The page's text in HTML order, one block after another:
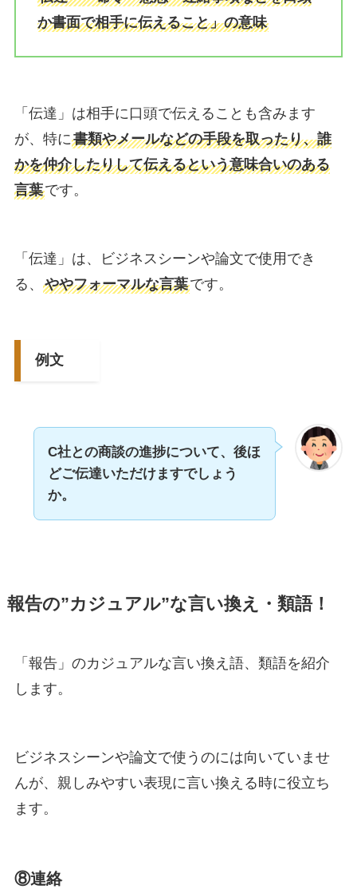
か書面で相手に伝えること」の意味
「伝達」は相手に口頭で伝えることも含みます
が、特に書類やメールなどの手段を取ったり、誰
かを仲介したりして伝えるという意味合いのある
言葉です。
「伝達」は、ビジネスシーンや論文で使用でき
る、 ややフォーマルな言葉です。
例文
C社との商談の進捗について、後ほ
どご伝達いただけますでしょう
か。
報告の”カジュアル”な言い換え・類語！
「報告」のカジュアルな言い換え語、類語を紹介
します。
ビジネスシーンや論文で使うのには向いていませ
んが、親しみやすい表現に言い換える時に役立ち
ます。
⑧連絡